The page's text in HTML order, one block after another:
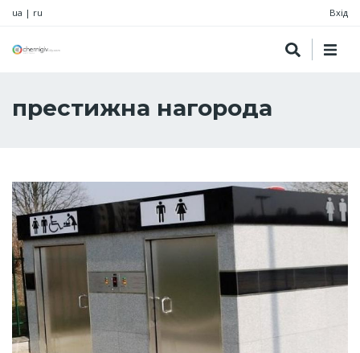
ua | ru Вхід
престижна нагорода